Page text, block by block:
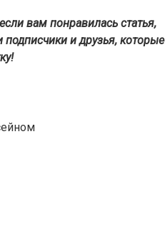
вам понравилась статья,
и друзья, которые